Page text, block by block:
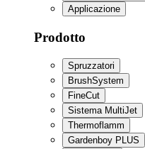
Applicazione
Prodotto
Spruzzatori
BrushSystem
FineCut
Sistema MultiJet
Thermoflamm
Gardenboy PLUS